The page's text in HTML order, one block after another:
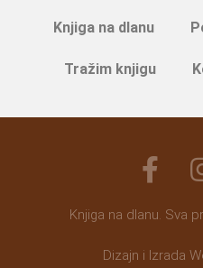
Knjiga na dlanu
Tražim knjigu
Knjiga na dlanu. Sva
Dizajn i Izrada